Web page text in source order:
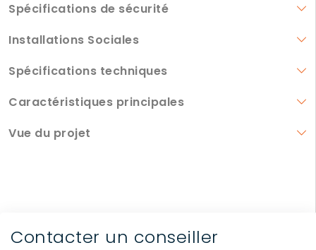
Spécifications de sécurité
Installations Sociales
Spécifications techniques
Caractéristiques principales
Vue du projet
Contacter un conseiller